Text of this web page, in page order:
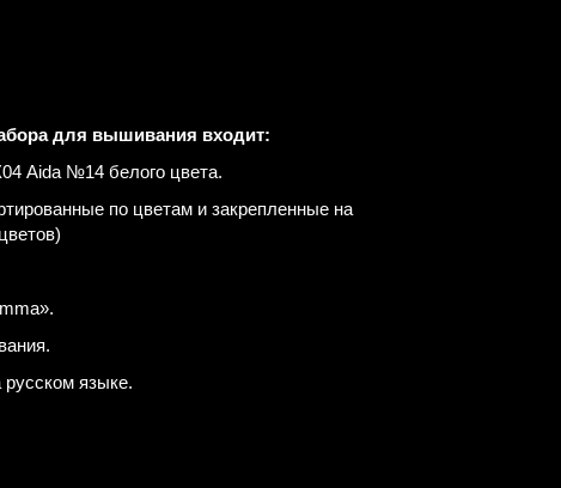
для вышивания входит:
Aida №14 белого цвета.
по цветам и закрепленные на
языке.